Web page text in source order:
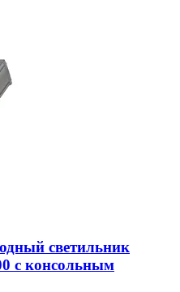
светильник
с консольным